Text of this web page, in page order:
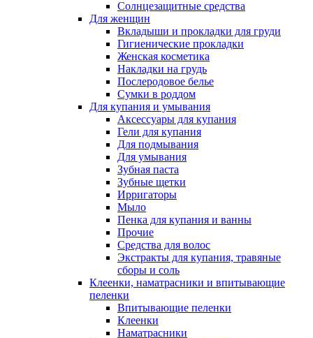
Солнцезащитные средства
Для женщин
Вкладыши и прокладки для груди
Гигиенические прокладки
Женская косметика
Накладки на грудь
Послеродовое белье
Сумки в роддом
Для купания и умывания
Аксессуары для купания
Гели для купания
Для подмывания
Для умывания
Зубная паста
Зубные щетки
Ирригаторы
Мыло
Пенка для купания и ванны
Прочие
Средства для волос
Экстракты для купания, травяные
сборы и соль
Клеенки, наматрасники и впитывающие
пеленки
Впитывающие пеленки
Клеенки
Наматрасники